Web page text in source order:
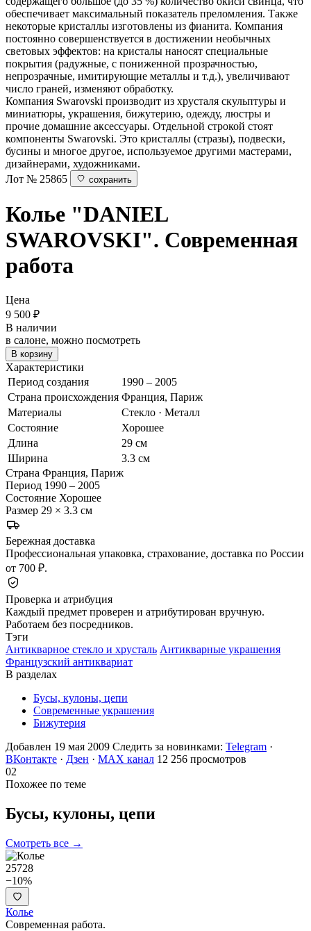
обеспечивает максимальный показатель преломления. Также
некоторые кристаллы изготовлены из фианита. Компания
постоянно совершенствуется в достижении необычных
световых эффектов: на кристалы наносят специальные
покрытия (радужные, с пониженной прозрачностью,
непрозрачные, имитирующие металлы и т.д.), увеличивают
число граней, изменяют обработку.
Компания Swarovski производит из хрусталя скульптуры и
миниатюры, украшения, бижутерию, одежду, люстры и
прочие домашние аксессуары. Отдельной строкой стоят
компоненты Swarovski. Это кристаллы (стразы), подвески,
бусины и многое другое, используемое другими мастерами,
дизайнерами, художниками.
Лот № 25865
сохранить
Колье "DANIEL
SWAROVSKI". Современная
работа
Цена
9 500 ₽
В наличии
в салоне, можно посмотреть
В корзину
Характеристики
Период создания
1990 – 2005
Страна происхождения Франция, Париж
Материалы
Стекло · Металл
Состояние
Хорошее
Длина
29 см
Ширина
3.3 см
Страна Франция, Париж
Период 1990 – 2005
Состояние Хорошее
Размер 29 × 3.3 см
Бережная доставка
Профессиональная упаковка, страхование, доставка по России
от 700 ₽.
Проверка и атрибуция
Каждый предмет проверен и атрибутирован вручную.
Работаем без посредников.
Тэги
Антикварное стекло и хрусталь Антикварные украшения
Французский антиквариат
В разделах
Бусы, кулоны, цепи
Современные украшения
Бижутерия
Добавлен 19 мая 2009 Следить за новинками: Telegram ·
ВКонтакте · Дзен · MAX канал 12 256 просмотров
02
Похожее по теме
Бусы, кулоны, цепи
Смотреть все →
25728
−10%
Колье
Современная работа.